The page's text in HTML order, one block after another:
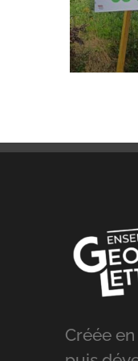
Créée